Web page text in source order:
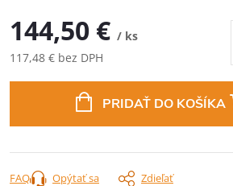
144,50 € / ks
117,48 € bez DPH
PRIDAŤ DO KOŠÍKA
Opýtať sa Zdieľať
FAQ